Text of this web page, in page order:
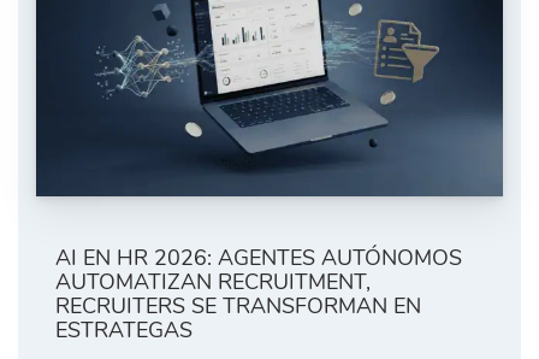
AI EN HR 2026: AGENTES AUTÓNOMOS
AUTOMATIZAN RECRUITMENT,
RECRUITERS SE TRANSFORMAN EN
ESTRATEGAS